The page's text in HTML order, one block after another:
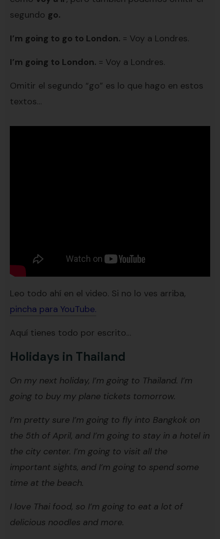
segundo go.
I’m going to go to London. = Voy a Londres.
I’m going to London. = Voy a Londres.
Omitir el segundo “go” es lo que hago en estos
textos…
Leo todo ahí en el video. Si no lo ves arriba,
pincha para YouTube.
Aquí tienes todo por escrito…
Holidays in Thailand
On my next holiday, I’m going to Thailand. I’m
going to buy my plane tickets tomorrow.
I’m pretty sure I’m going to fly into Bangkok on
the 5th of April, and I’m going to stay in a hotel in
the city center. I’m going to visit all the
important sights, and I’m going to spend some
time at the beach.
I love Thai food, so I’m going to eat a lot of
delicious noodles and more.